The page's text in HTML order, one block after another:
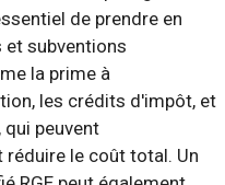
de prendre en
et subventions
la prime à
les crédits d'impôt, et
peuvent
le coût total. Un